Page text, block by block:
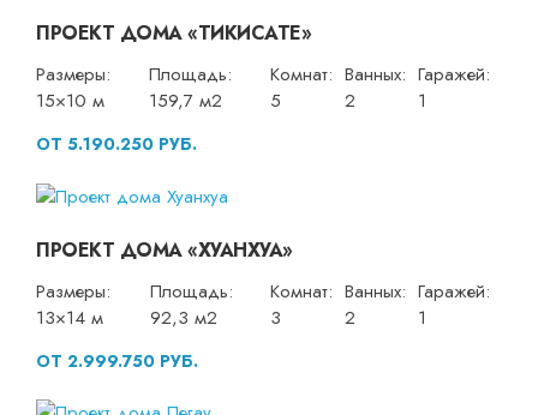
ПРОЕКТ ДОМА «ТИКИСАТЕ»
Размеры:
15×10 м
Площадь:
159,7 м2
Комнат:
5
Ванных:
2
Гаражей:
1
ОТ 5.190.250 РУБ.
ПРОЕКТ ДОМА «ХУАНХУА»
Размеры:
13×14 м
Площадь:
92,3 м2
Комнат:
3
Ванных:
2
Гаражей:
1
ОТ 2.999.750 РУБ.